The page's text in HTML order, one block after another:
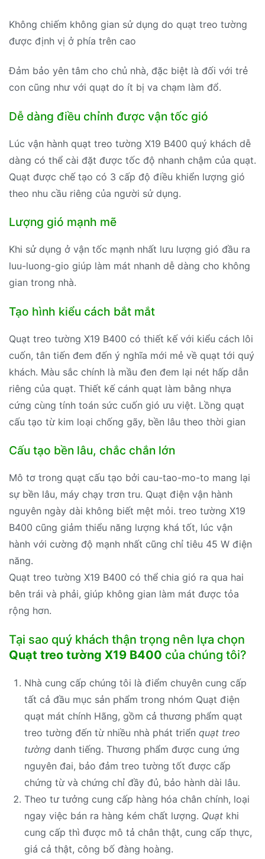
Không chiếm không gian sử dụng do quạt treo tường
được định vị ở phía trên cao
Đảm bảo yên tâm cho chủ nhà, đặc biệt là đối với trẻ
con cũng như với quạt do ít bị va chạm làm đổ.
Dễ dàng điều chỉnh được vận tốc gió
Lúc vận hành quạt treo tường X19 B400 quý khách dễ
dàng có thể cài đặt được tốc độ nhanh chậm của quạt.
Quạt được chế tạo có 3 cấp độ điều khiển lượng gió
theo nhu cầu riêng của người sử dụng.
Lượng gió mạnh mẽ
Khi sử dụng ở vận tốc mạnh nhất lưu lượng gió đầu ra
luu-luong-gio giúp làm mát nhanh dễ dàng cho không
gian trong nhà.
Tạo hình kiểu cách bắt mắt
Quạt treo tường X19 B400 có thiết kế với kiểu cách lôi
cuốn, tân tiến đem đến ý nghĩa mới mẻ về quạt tới quý
khách. Màu sắc chính là mầu đen đem lại nét hấp dẫn
riêng của quạt. Thiết kế cánh quạt làm bằng nhựa
cứng cùng tính toán sức cuốn gió ưu việt. Lồng quạt
cấu tạo từ kim loại chống gãy, bền lâu theo thời gian
Cấu tạo bền lâu, chắc chắn lớn
Mô tơ trong quạt cấu tạo bởi cau-tao-mo-to mang lại
sự bền lâu, máy chạy trơn tru. Quạt điện vận hành
nguyên ngày dài không biết mệt mỏi. treo tường X19
B400 cũng giảm thiểu năng lượng khá tốt, lúc vận
hành với cường độ mạnh nhất cũng chỉ tiêu 45 W điện
năng.
Quạt treo tường X19 B400 có thể chia gió ra qua hai
bên trái và phải, giúp không gian làm mát được tỏa
rộng hơn.
Tại sao quý khách thận trọng nên lựa chọn
Quạt treo tường X19 B400 của chúng tôi?
Nhà cung cấp chúng tôi là điểm chuyên cung cấp
tất cả đầu mục sản phẩm trong nhóm Quạt điện
quạt mát chính Hãng, gồm cả thương phẩm quạt
treo tường đến từ nhiều nhà phát triển quạt treo
tường danh tiếng. Thương phẩm được cung ứng
nguyên đai, bảo đảm treo tường tốt được cấp
chứng từ và chứng chỉ đầy đủ, bảo hành dài lâu.
Theo tư tưởng cung cấp hàng hóa chân chính, loại
ngay việc bán ra hàng kém chất lượng. Quạtkhi
cung cấp thì được mô tả chân thật, cung cấp thực,
giá cả thật, công bố đàng hoàng.